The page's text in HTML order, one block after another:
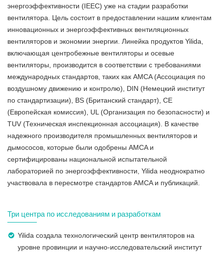
энергоэффективности (IEEC) уже на стадии разработки
вентилятора. Цель состоит в предоставлении нашим клиентам
инновационных и энергоэффективных вентиляционных
вентиляторов и экономии энергии. Линейка продуктов Yilida,
включающая центробежные вентиляторы и осевые
вентиляторы, производится в соответствии с требованиями
международных стандартов, таких как AMCA (Ассоциация по
воздушному движению и контролю), DIN (Немецкий институт
по стандартизации), BS (Британский стандарт), CE
(Европейская комиссия), UL (Организация по безопасности) и
TUV (Техническая инспекционная ассоциация). В качестве
надежного производителя промышленных вентиляторов и
дымососов, которые были одобрены AMCA и
сертифицированы национальной испытательной
лабораторией по энергоэффективности, Yilida неоднократно
участвовала в пересмотре стандартов AMCA и публикаций.
Три центра по исследованиям и разработкам
Yilida создала технологический центр вентиляторов на
уровне провинции и научно-исследовательский институт